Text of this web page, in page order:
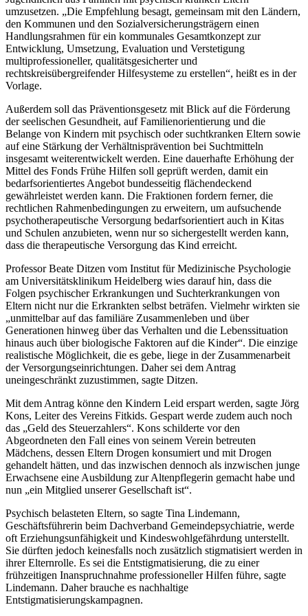
umzusetzen. „Die Empfehlung besagt, gemeinsam mit den Ländern,
den Kommunen und den Sozialversicherungsträgern einen
Handlungsrahmen für ein kommunales Gesamtkonzept zur
Entwicklung, Umsetzung, Evaluation und Verstetigung
multiprofessioneller, qualitätsgesicherter und
rechtskreisübergreifender Hilfesysteme zu erstellen“, heißt es in der
Vorlage.
Außerdem soll das Präventionsgesetz mit Blick auf die Förderung
der seelischen Gesundheit, auf Familienorientierung und die
Belange von Kindern mit psychisch oder suchtkranken Eltern sowie
auf eine Stärkung der Verhältnisprävention bei Suchtmitteln
insgesamt weiterentwickelt werden. Eine dauerhafte Erhöhung der
Mittel des Fonds Frühe Hilfen soll geprüft werden, damit ein
bedarfsorientiertes Angebot bundesseitig flächendeckend
gewährleistet werden kann. Die Fraktionen fordern ferner, die
rechtlichen Rahmenbedingungen zu erweitern, um aufsuchende
psychotherapeutische Versorgung bedarfsorientiert auch in Kitas
und Schulen anzubieten, wenn nur so sichergestellt werden kann,
dass die therapeutische Versorgung das Kind erreicht.
Professor Beate Ditzen vom Institut für Medizinische Psychologie
am Universitätsklinikum Heidelberg wies darauf hin, dass die
Folgen psychischer Erkrankungen und Suchterkrankungen von
Eltern nicht nur die Erkrankten selbst beträfen. Vielmehr wirkten sie
„unmittelbar auf das familiäre Zusammenleben und über
Generationen hinweg über das Verhalten und die Lebenssituation
hinaus auch über biologische Faktoren auf die Kinder“. Die einzige
realistische Möglichkeit, die es gebe, liege in der Zusammenarbeit
der Versorgungseinrichtungen. Daher sei dem Antrag
uneingeschränkt zuzustimmen, sagte Ditzen.
Mit dem Antrag könne den Kindern Leid erspart werden, sagte Jörg
Kons, Leiter des Vereins Fitkids. Gespart werde zudem auch noch
das „Geld des Steuerzahlers“. Kons schilderte vor den
Abgeordneten den Fall eines von seinem Verein betreuten
Mädchens, dessen Eltern Drogen konsumiert und mit Drogen
gehandelt hätten, und das inzwischen dennoch als inzwischen junge
Erwachsene eine Ausbildung zur Altenpflegerin gemacht habe und
nun „ein Mitglied unserer Gesellschaft ist“.
Psychisch belasteten Eltern, so sagte Tina Lindemann,
Geschäftsführerin beim Dachverband Gemeindepsychiatrie, werde
oft Erziehungsunfähigkeit und Kindeswohlgefährdung unterstellt.
Sie dürften jedoch keinesfalls noch zusätzlich stigmatisiert werden in
ihrer Elternrolle. Es sei die Entstigmatisierung, die zu einer
frühzeitigen Inanspruchnahme professioneller Hilfen führe, sagte
Lindemann. Daher brauche es nachhaltige
Entstigmatisierungskampagnen.